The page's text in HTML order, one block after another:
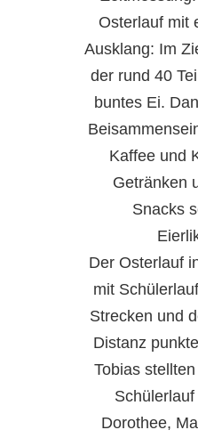
Osterlauf mit
Ausklang: Im
der rund 40
buntes Ei.
Kaffee und
Getränken
Snacks
Der Osterlauf
mit
Strecken und
Distanz
Tobias
Dorothee,